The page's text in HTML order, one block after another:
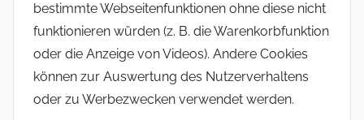
bestimmte Webseitenfunktionen ohne diese nicht
funktionieren würden (z. B. die Warenkorbfunktion
oder die Anzeige von Videos). Andere Cookies
können zur Auswertung des Nutzerverhaltens
oder zu Werbezwecken verwendet werden.